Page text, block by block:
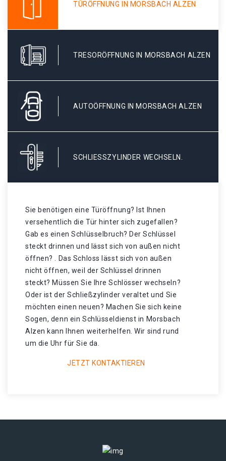
TÜRÖFFNUNG IN MORSBACH ALZEN
TRESORÖFFNUNG IN MORSBACH ALZEN
AUTOÖFFNUNG IN MORSBACH ALZEN
SCHLIESSZYLINDER WECHSELN.
Sie benötigen eine Türöffnung? Ist Ihnen
versehentlich die Tür hinter sich zugefallen?
Gab es einen Schlüsselbruch? Der Schlüssel
steckt drinnen und lässt sich von außen nicht
öffnen? . Das Schloss lässt sich von außen
nicht öffnen, weil der Schlüssel drinnen
steckt? Müssen Sie Ihre Schlösser wechseln?
Oder ist der Schließzylinder veraltet und Sie
möchten einen neuen? Machen Sie sich keine
Sogen, denn ein Schlüsseldienst in Morsbach
Alzen kann Ihnen weiterhelfen. Wir sind rund
um die Uhr für Sie da.
JETZT KONTAKTIEREN